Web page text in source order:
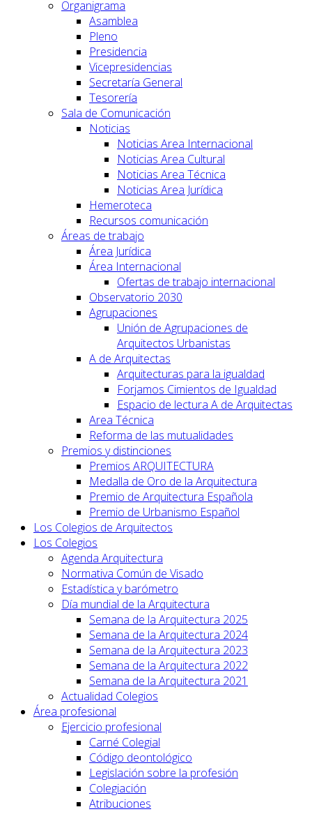
Organigrama
Asamblea
Pleno
Presidencia
Vicepresidencias
Secretaría General
Tesorería
Sala de Comunicación
Noticias
Noticias Area Internacional
Noticias Area Cultural
Noticias Area Técnica
Noticias Area Jurídica
Hemeroteca
Recursos comunicación
Áreas de trabajo
Área Jurídica
Área Internacional
Ofertas de trabajo internacional
Observatorio 2030
Agrupaciones
Unión de Agrupaciones de
Arquitectos Urbanistas
A de Arquitectas
Arquitecturas para la igualdad
Forjamos Cimientos de Igualdad
Espacio de lectura A de Arquitectas
Area Técnica
Reforma de las mutualidades
Premios y distinciones
Premios ARQUITECTURA
Medalla de Oro de la Arquitectura
Premio de Arquitectura Española
Premio de Urbanismo Español
Los Colegios de Arquitectos
Los Colegios
Agenda Arquitectura
Normativa Común de Visado
Estadística y barómetro
Día mundial de la Arquitectura
Semana de la Arquitectura 2025
Semana de la Arquitectura 2024
Semana de la Arquitectura 2023
Semana de la Arquitectura 2022
Semana de la Arquitectura 2021
Actualidad Colegios
Área profesional
Ejercicio profesional
Carné Colegial
Código deontológico
Legislación sobre la profesión
Colegiación
Atribuciones